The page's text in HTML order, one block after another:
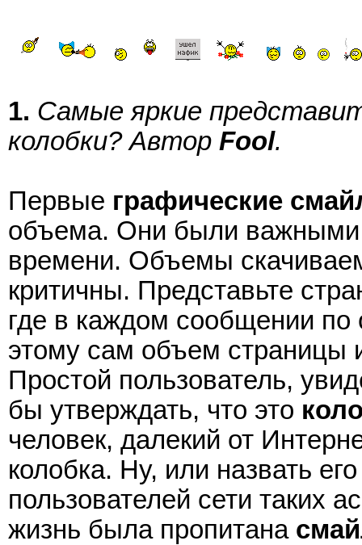
1. Самые яркие
колобки? Автор Fool.
Первые графические
объема. Они были важными
времени. Объемы
критичны. Представьте
где в каждом сообщении
этому сам объем страницы
Простой пользователь,
бы утверждать, что это
человек, далекий от
колобка. Ну, или назвать
пользователей сети таких
жизнь была пропитана